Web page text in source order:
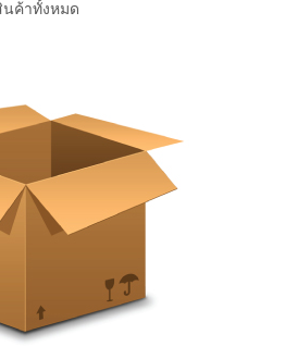
นค้าทั้งหมด